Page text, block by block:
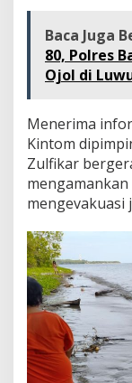
Baca Juga
80, Polres
Ojol di
Menerima
Kintom
Zulfikar
mengamankan
mengevakuasi